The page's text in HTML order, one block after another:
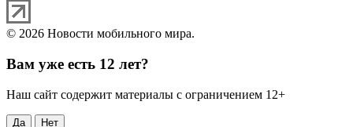
© 2026 Новости мобильного мира.
Вам уже есть 12 лет?
Наш сайт содержит материалы с ограничением 12+
Да
Нет